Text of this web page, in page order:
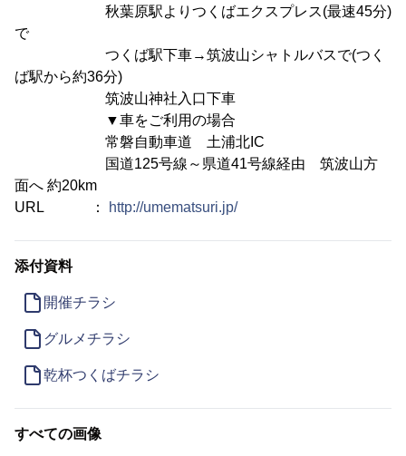
秋葉原駅よりつくばエクスプレス(最速45分)
で
つくば駅下車→筑波山シャトルバスで(つく
ば駅から約36分)
筑波山神社入口下車
▼車をご利用の場合
常磐自動車道 土浦北IC
国道125号線～県道41号線経由 筑波山方
面へ 約20km
URL ：
http://umematsuri.jp/
添付資料
開催チラシ
グルメチラシ
乾杯つくばチラシ
すべての画像